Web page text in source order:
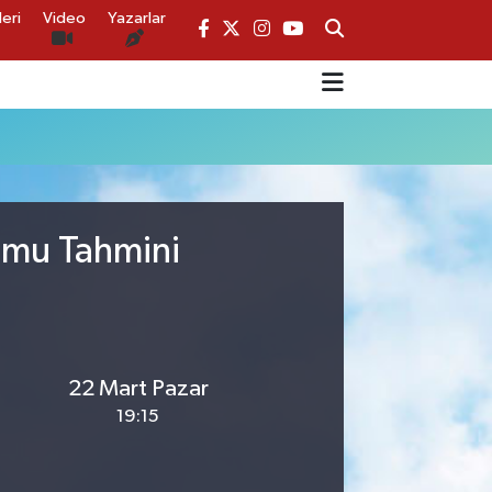
Video Yazarlar
Tahmini
22 Mart Pazar
19:15